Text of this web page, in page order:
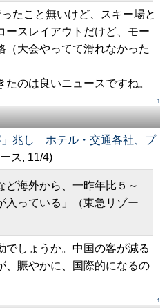
たこと無いけど、スキー場と
ースレイアウトだけど、モー
（大会やってて滑れなかった
のは良いニュースですね。
↑
」兆し ホテル・交通各社、プ
ス, 11/4)
ど海外から、一昨年比５～
入っている」（東急リゾー
でしょうか。中国の客が減る
、賑やかに、国際的になるの
↑